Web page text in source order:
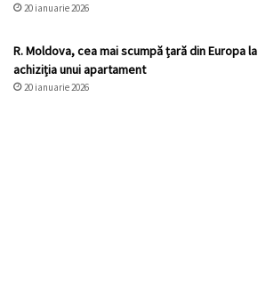
20 ianuarie 2026
R. Moldova, cea mai scumpă țară din Europa la
achiziția unui apartament
20 ianuarie 2026